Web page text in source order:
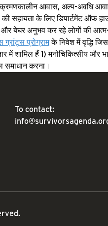
आवास, अल्प-अवधि
सहायता के लिए डिपार्टमेंट ऑफ
और बेघर अनुभव कर रहे लोगों की
प्रोग्रामके निवेश में वृद्धि
में शामिल हैं 1) मनोचिकित्सीय
समाधान करना।
To contact: